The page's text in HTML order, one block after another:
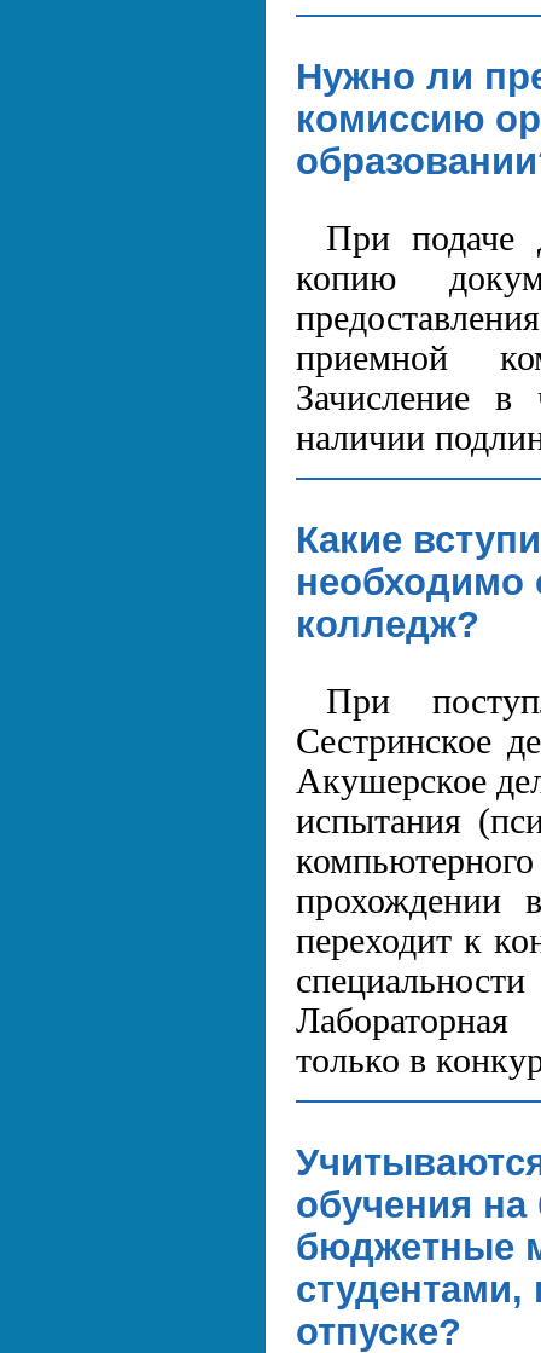
Нужно ли
комиссию
При подаче
копию
приемной
Зачисление в
наличии
Какие
необходимо
колледж?
При
Сестринское
Акушерское
испытания
прохождении
переходит к
только в
обучения на
бюджетные
отпуске?